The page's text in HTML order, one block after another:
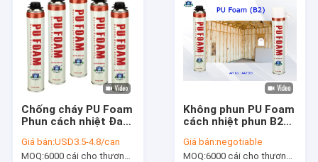
Chống cháy PU Foam
Phun cách nhiệt Đa
Polyurethane Foam
Giá bán:USD3.5-4.8/can
MOQ:6000 cái cho thương hiệu Aristo, 15000 cái cho thương hiệu của khách hàng
Không phun PU Foam
cách nhiệt phun B2
phun bọt có thể
Giá bán:negotiable
MOQ:6000 cái cho thương hiệu Aristo, 15000 cái cho thương hiệu của khách hàng